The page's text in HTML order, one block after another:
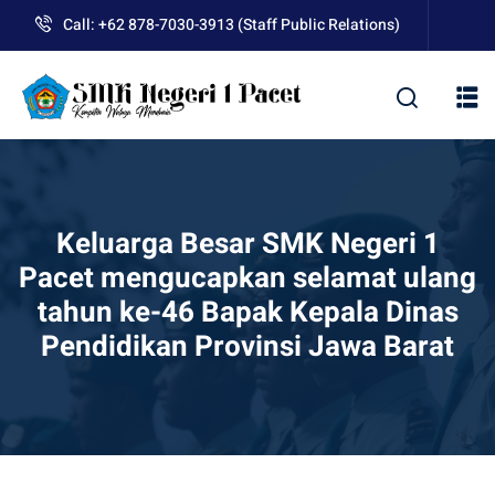
content
Call: +62 878-7030-3913 (Staff Public Relations)
BLUD D’Pasti
Keluarga Besar SMK Negeri 1
Pacet mengucapkan selamat ulang
tahun ke-46 Bapak Kepala Dinas
Pendidikan Provinsi Jawa Barat